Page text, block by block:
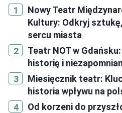
Nowy Teatr
Kultury: Odkryj
sercu miasta
Teatr NOT w
historię i
Miesięcznik teatr:
historia wpływu na
Od korzeni do